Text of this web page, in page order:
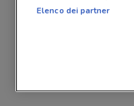
Elenco dei partner